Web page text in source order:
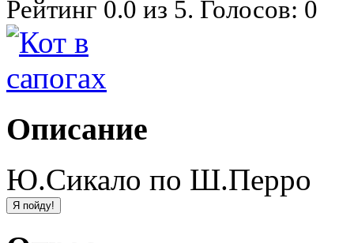
Рейтинг 0.0 из 5. Голосов: 0
Описание
Ю.Сикало по Ш.Перро